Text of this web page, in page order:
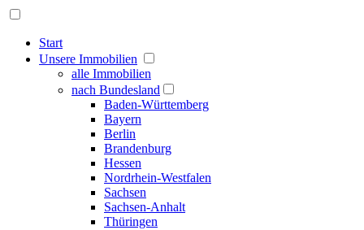
Start
Unsere Immobilien
alle Immobilien
nach Bundesland
Baden-Württemberg
Bayern
Berlin
Brandenburg
Hessen
Nordrhein-Westfalen
Sachsen
Sachsen-Anhalt
Thüringen